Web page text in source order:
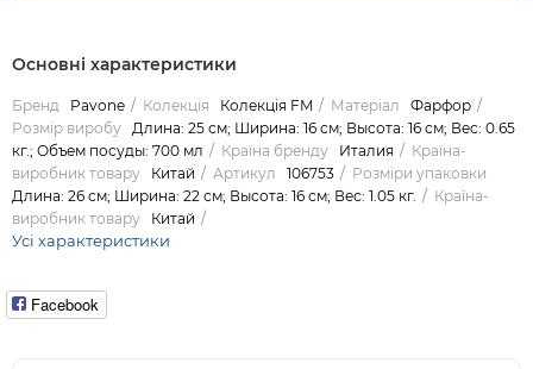
Основні характеристики
Бренд Pavone Колекція Колекція FM Матеріал
Фарфор
Розмір виробу Длина: 25 см; Ширина: 16 см; Высота: 16 см; Вес: 0.65
кг.; Объем посуды: 700 мл
Країна бренду Италия
Країна-
виробник товару
Китай Артикул 106753
Розміри упаковки
Длина: 26 см; Ширина: 22 см; Высота: 16 см; Вес: 1.05 кг.
Країна-
виробник товару
Китай
Усі характеристики
Facebook